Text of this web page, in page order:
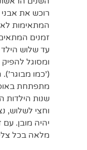
רוכש את
המתאימות
זמנים
עד שלוש
ומסוגל
('כמו מבוגר').
מתפתחת
שנות הילדות
וחצי לשלוש,
יהיה מובן.
מלאה בכל